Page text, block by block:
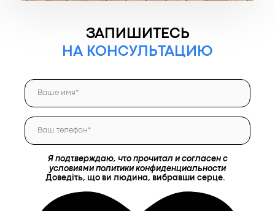
ЗАПИШИТЕСЬ
НА КОНСУЛЬТАЦИЮ
Я подтверждаю, что прочитал и согласен с
условиями политики конфиденциальности
Доведіть, що ви людина, вибравши серце.